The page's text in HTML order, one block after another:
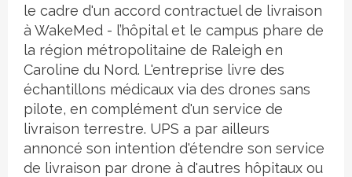
le cadre d'un accord contractuel de livraison
à WakeMed - l’hôpital et le campus phare de
la région métropolitaine de Raleigh en
Caroline du Nord. L'entreprise livre des
échantillons médicaux via des drones sans
pilote, en complément d'un service de
livraison terrestre. UPS a par ailleurs
annoncé son intention d'étendre son service
de livraison par drone à d'autres hôpitaux ou